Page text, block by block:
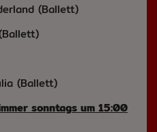
(Ballett)
(Ballett)
sonntags um 15:00